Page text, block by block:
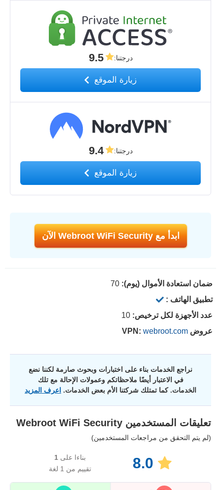
درجتنا:
9.5
زيارة الموقع
درجتنا:
9.4
زيارة الموقع
ابدأ مع Webroot WiFi Security الآن
ضمان استعادة الأموال (يوم): 70
تطبيق الهاتف :
عدد الأجهزة لكل ترخيص: 10
عروض VPN: webroot.com
نراجع الخدمات بناء على اختبارات وبحوث صارمة لكننا نضع
في الاعتبار أيضًا ملاحظاتكم وعمولات الإحالة مع تلك
الخدمات. كما تمتلك شركتنا الأم بعض الخدمات. اعرف المزيد
تعليقات المستخدمين Webroot WiFi Security
(لم يتم التحقق من مراجعات المستخدمين)
8.0 بناءا على 1
تقييم من 1 لغة